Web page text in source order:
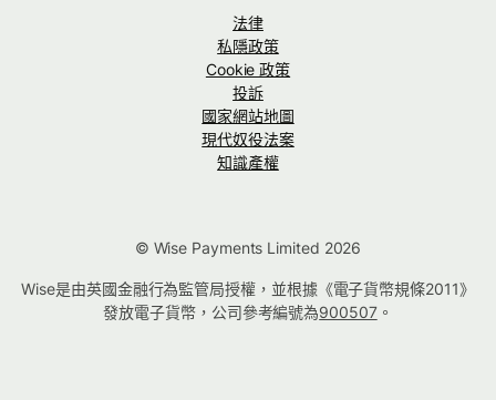
法律
私隱政策
Cookie 政策
投訴
國家網站地圖
現代奴役法案
知識產權
© Wise Payments Limited 2026
Wise是由英國金融行為監管局授權，並根據《電子貨幣規條2011》
發放電子貨幣，公司參考編號為900507。